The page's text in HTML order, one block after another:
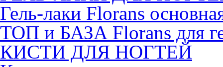
Гель-лаки Florans
ТОП и БАЗА Florans для
КИСТИ ДЛЯ НОГТЕЙ